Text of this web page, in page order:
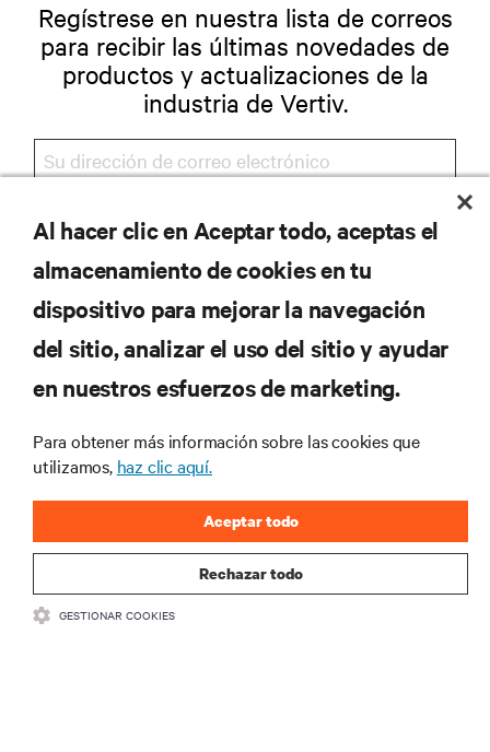
Regístrese en nuestra lista de correos
para recibir las últimas novedades de
productos y actualizaciones de la
industria de Vertiv.
REGISTRARSE
RECURSOS
CORPORATIVO
SÍGANOS
Al hacer clic en Aceptar todo, aceptas el
almacenamiento de cookies en tu
dispositivo para mejorar la navegación
del sitio, analizar el uso del sitio y ayudar
en nuestros esfuerzos de marketing.
Para obtener más información sobre las cookies que
utilizamos, haz clic aquí.
Rechazar todo
Aceptar todo
GESTIONAR COOKIES